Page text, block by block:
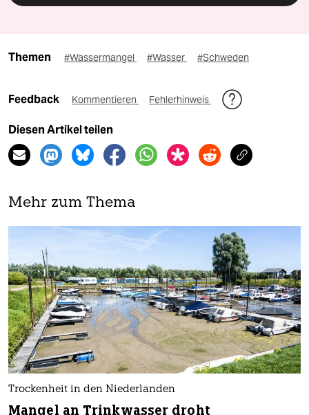
Themen #Wassermangel #Wasser #Schweden
Feedback Kommentieren Fehlerhinweis
Diesen Artikel teilen
Mehr zum Thema
Trockenheit in den Niederlanden
Mangel an Trinkwasser droht